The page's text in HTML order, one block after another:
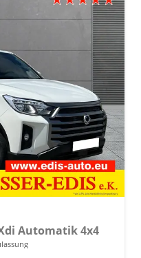
Xdi Automatik 4x4